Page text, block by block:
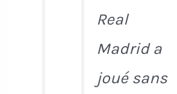
Real
Madrid a
joué sans